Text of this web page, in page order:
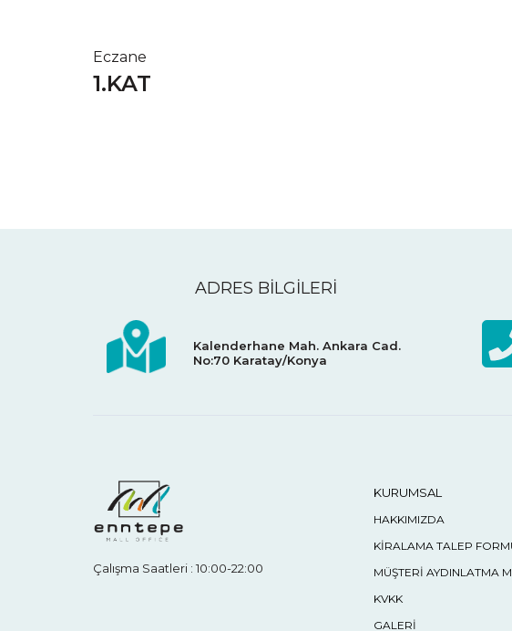
Eczane
1.KAT
ADRES BİLGİLERİ
Kalenderhane Mah. Ankara Cad.
No:70 Karatay/Konya
Çalışma Saatleri : 10:00-22:00
KURUMSAL
HAKKIMIZDA
KİRALAMA TALEP
MÜŞTERİ AYDINLATMA
KVKK
GALERİ